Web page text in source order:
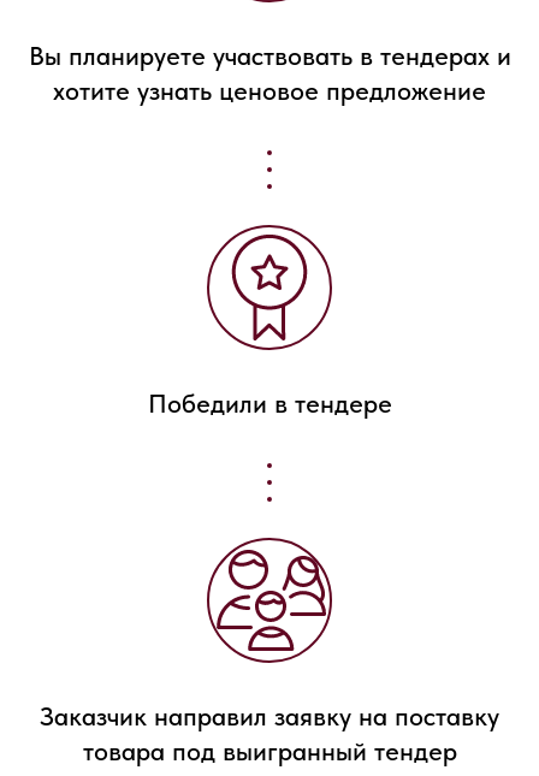
Вы планируете участвовать в тендерах и
хотите узнать ценовое предложение
Победили в тендере
Заказчик направил заявку на поставку
товара под выигранный тендер